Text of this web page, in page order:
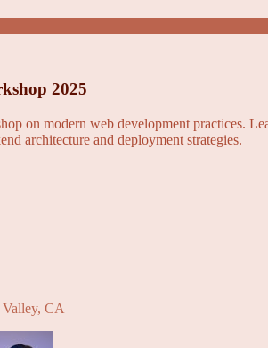
2025
on modern web development practices.
architecture and deployment strategies.
CA